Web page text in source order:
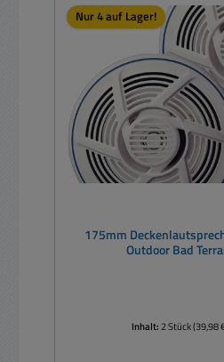
Nur 4 auf Lager!
175mm
Outdoor Bad
Inhalt:2 Stück(39,98